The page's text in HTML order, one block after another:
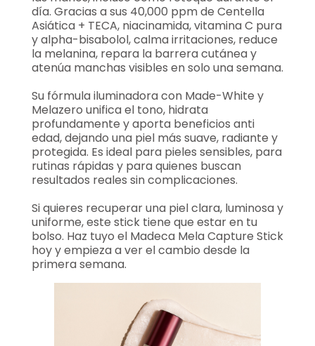
día. Gracias a sus 40,000 ppm de Centella
Asiática + TECA, niacinamida, vitamina C pura
y alpha-bisabolol, calma irritaciones, reduce
la melanina, repara la barrera cutánea y
atenúa manchas visibles en solo una semana.
Su fórmula iluminadora con Made-White y
Melazero unifica el tono, hidrata
profundamente y aporta beneficios anti
edad, dejando una piel más suave, radiante y
protegida. Es ideal para pieles sensibles, para
rutinas rápidas y para quienes buscan
resultados reales sin complicaciones.
Si quieres recuperar una piel clara, luminosa y
uniforme, este stick tiene que estar en tu
bolso. Haz tuyo el Madeca Mela Capture Stick
hoy y empieza a ver el cambio desde la
primera semana.